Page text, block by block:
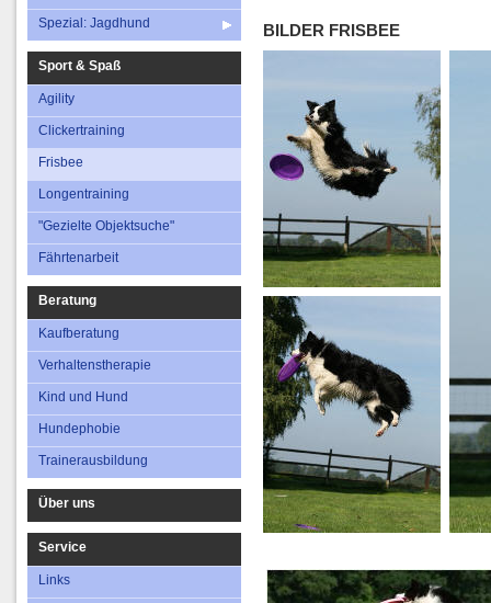
Spezial: Jagdhund
Sport & Spaß
Agility
Clickertraining
Frisbee
Longentraining
"Gezielte Objektsuche"
Fährtenarbeit
Beratung
Kaufberatung
Verhaltenstherapie
Kind und Hund
Hundephobie
Trainerausbildung
Über uns
Service
Links
BILDER FRISBEE